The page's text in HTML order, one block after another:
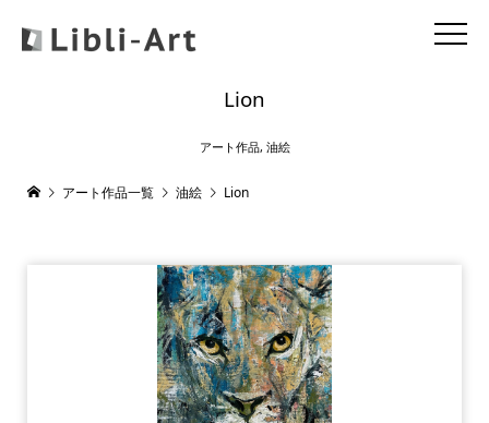
Lion
アート作品, 油絵
アート作品一覧 油絵 Lion